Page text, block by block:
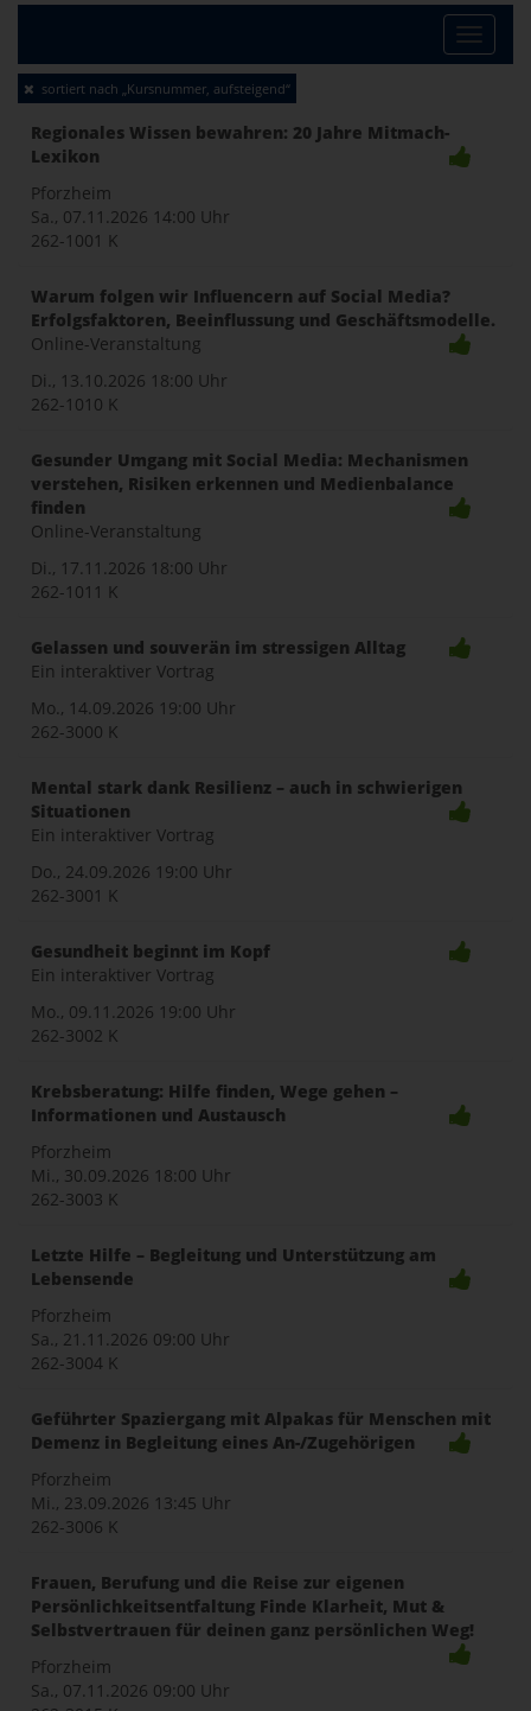
Toggle
sortiert nach „Kursnummer, aufsteigend“
Regionales Wissen bewahren: 20 Jahre Mitmach-
Lexikon
Pforzheim
Sa., 07.11.2026 14:00 Uhr
262-1001 K
Warum folgen wir Influencern auf Social Media?
Erfolgsfaktoren, Beeinflussung und Geschäftsmodelle.
Online-Veranstaltung
Di., 13.10.2026 18:00 Uhr
262-1010 K
Gesunder Umgang mit Social Media: Mechanismen
verstehen, Risiken erkennen und Medienbalance
finden
Online-Veranstaltung
Di., 17.11.2026 18:00 Uhr
262-1011 K
Gelassen und souverän im stressigen Alltag
Ein interaktiver Vortrag
Mo., 14.09.2026 19:00 Uhr
262-3000 K
Mental stark dank Resilienz – auch in schwierigen
Situationen
Ein interaktiver Vortrag
Do., 24.09.2026 19:00 Uhr
262-3001 K
Gesundheit beginnt im Kopf
Ein interaktiver Vortrag
Mo., 09.11.2026 19:00 Uhr
262-3002 K
Krebsberatung: Hilfe finden, Wege gehen –
Informationen und Austausch
Pforzheim
Mi., 30.09.2026 18:00 Uhr
262-3003 K
Letzte Hilfe – Begleitung und Unterstützung am
Lebensende
Pforzheim
Sa., 21.11.2026 09:00 Uhr
262-3004 K
Geführter Spaziergang mit Alpakas für Menschen mit
Demenz in Begleitung eines An-/Zugehörigen
Pforzheim
Mi., 23.09.2026 13:45 Uhr
262-3006 K
Frauen, Berufung und die Reise zur eigenen
Persönlichkeitsentfaltung Finde Klarheit, Mut &
Selbstvertrauen für deinen ganz persönlichen Weg!
Pforzheim
Sa., 07.11.2026 09:00 Uhr